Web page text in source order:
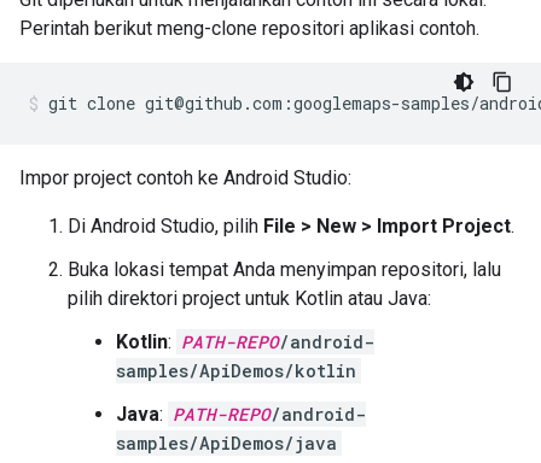
Perintah berikut meng-clone repositori aplikasi contoh.
git clone git@github.com:googlemaps-samples/
Impor project contoh ke Android Studio:
Di Android Studio, pilih File > New > Import Project.
Buka lokasi tempat Anda menyimpan repositori, lalu
pilih direktori project untuk Kotlin atau Java:
Kotlin: PATH-REPO/android-
samples/ApiDemos/kotlin
Java: PATH-REPO/android-
samples/ApiDemos/java